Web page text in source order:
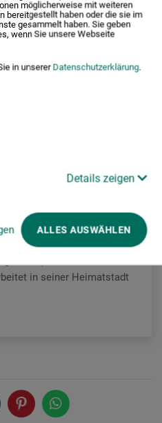
möglicherweise mit weiteren
bereitgestellt haben oder die sie im
gesammelt haben. Sie geben
wenn Sie unsere Webseite
in unserer Datenschutzerklärung.
Details zeigen
ALLES AUSWÄHLEN
Castell Stiften. Weiteres
der Materialliste
Begrenzte
in Hamburg | 1988-2011
2017 Studium
der FH Münster | seit 2016
Illustrator | seit 2017
in seiner Heimatstadt